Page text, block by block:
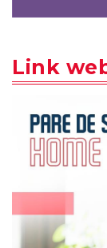
Link